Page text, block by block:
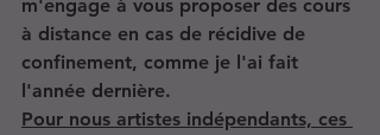
m'engage à vous proposer des cours
à distance en cas de récidive de
confinement, comme je l'ai fait
l'année dernière.
Pour nous artistes indépendants, ces